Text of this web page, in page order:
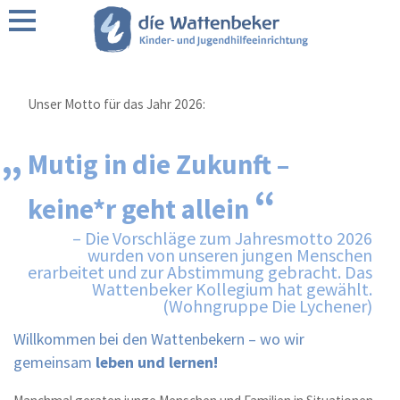
Wattenbeker Leitbild
Unser Motto für das Jahr 2026:
Mutig in die Zukunft –
keine*r geht allein
– Die Vorschläge zum Jahresmotto 2026
wurden von unseren jungen Menschen
erarbeitet und zur Abstimmung gebracht. Das
Wattenbeker Kollegium hat gewählt.
(Wohngruppe Die Lychener)
Willkommen bei den Wattenbekern – wo wir
gemeinsam leben und lernen!